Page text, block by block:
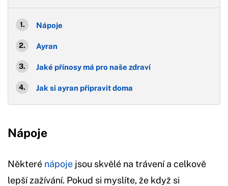
Nápoje
Ayran
Jaké přínosy má pro naše zdraví
Jak si ayran připravit doma
Nápoje
Některé nápoje jsou skvělé na trávení a celkově
lepší zažívání. Pokud si myslíte, že když si